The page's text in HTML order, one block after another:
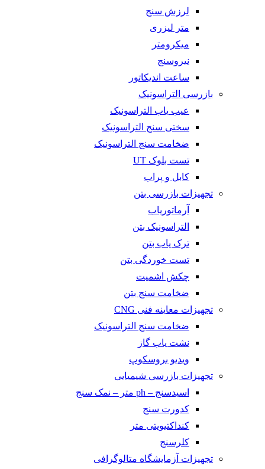
لرزش سنج
متر لیزری
میکرومتر
نیروسنج
ساعت اندیکاتور
بازرسی التراسونیک
عیب یاب التراسونیک
سختی سنج التراسونیک
ضخامت سنج التراسونیک
تست بلوک UT
کابل و پراب
تجهیزات بازرسی بتن
آرماتوریاب
التراسونیک بتن
ترک یاب بتن
تست خوردگی بتن
چکش اشمیت
ضخامت سنج بتن
تجهیزات معاینه فنی CNG
ضخامت سنج التراسونیک
نشت یاب گاز
ویدیو بروسکوپ
تجهیزات بازرسی شیمیایی
اسیدسنج – ph متر – نمک سنج
کدورت سنج
کنداکتیویتی متر
کلرسنج
تجهیزات آزمایشگاه متالوگرافی